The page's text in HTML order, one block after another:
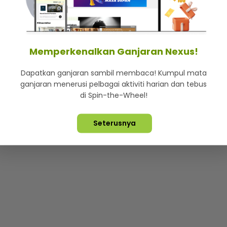
Lebih hot, viral dan sensasi
Terpelihara © 2026. Star Media Group Berhad [197101000523
Memperkenalkan Ganjaran Nexus!
Dapatkan ganjaran sambil membaca! Kumpul mata
ganjaran menerusi pelbagai aktiviti harian dan tebus
di Spin-the-Wheel!
Seterusnya